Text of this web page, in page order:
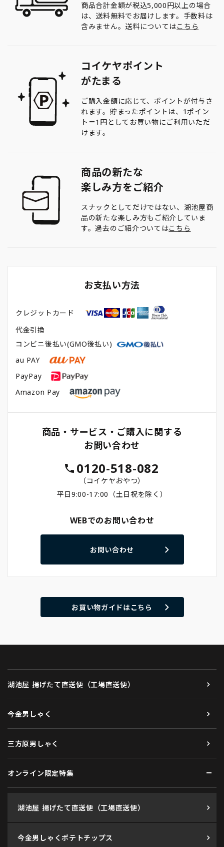
商品合計金額が税込5,000円以上の場合
は、送料無料でお届けします。手数料は
含みません。送料についてはこちら
コイケヤポイント
がたまる
ご購入金額に応じて、ポイントが付与さ
れます。貯まったポイントは、1ポイン
ト＝1円としてお買い物にご利用いただ
けます。
商品の新たな
楽しみ方をご紹介
スナックとしてだけではない、湖池屋商
品の新たな楽しみ方もご紹介していま
す。過去のご紹介ついてはこちら
お支払い方法
クレジットカード
代金引換
コンビニ後払い(GMO後払い)
au PAY
PayPay
Amazon Pay
商品・サービス・ご購入に関する
お問い合わせ
0120-518-082
（コイケヤおやつ）
平日9:00-17:00（土日祝を除く）
WEBでのお問い合わせ
お問い合わせ
お買い物ガイドはこちら
湖池屋 揚げたて直送便（工場直送便）
今金男しゃく
三方原男しゃく
オンライン限定特集
湖池屋 揚げたて直送便（工場直送便）
今金男しゃくポテトチップス